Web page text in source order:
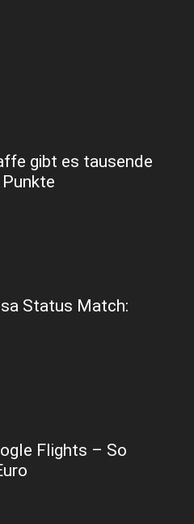
gibt es tausende
Status Match:
Flights – So